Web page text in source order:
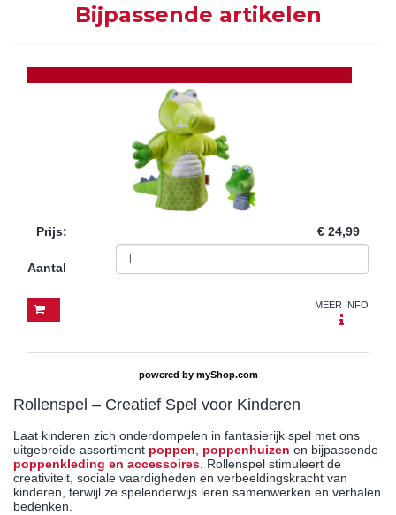
Bijpassende artikelen
Prijs: € 24,99
Aantal
MEER INFO
powered by myShop.com
Rollenspel – Creatief Spel voor Kinderen
Laat kinderen zich onderdompelen in fantasierijk spel met ons
uitgebreide assortiment poppen, poppenhuizen en bijpassende
poppenkleding en accessoires. Rollenspel stimuleert de
creativiteit, sociale vaardigheden en verbeeldingskracht van
kinderen, terwijl ze spelenderwijs leren samenwerken en verhalen
bedenken.